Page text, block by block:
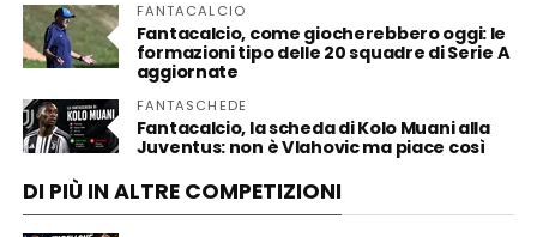
FANTACALCIO
Fantacalcio, come giocherebbero oggi: le
formazioni tipo delle 20 squadre di Serie A
aggiornate
FANTASCHEDE
Fantacalcio, la scheda di Kolo Muani alla
Juventus: non è Vlahovic ma piace così
DI PIÙ IN ALTRE COMPETIZIONI